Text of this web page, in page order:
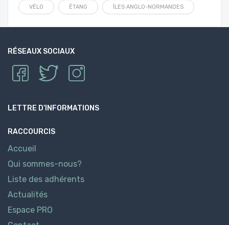
VÉLO ÉTANG ÎLES ANGLO-NORMANDES
RÉSEAUX SOCIAUX
LETTRE D’INFORMATIONS
RACCOURCIS
Accueil
Qui sommes-nous?
Liste des adhérents
Actualités
Espace PRO